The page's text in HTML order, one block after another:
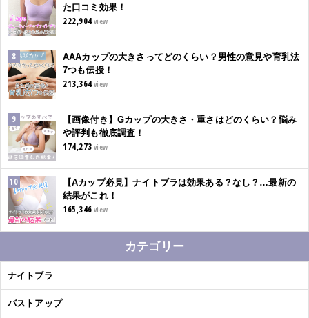
た口コミ効果！
222,904 view
AAAカップの大きさってどのくらい？男性の意見や育乳法
7つも伝授！
213,364 view
【画像付き】Gカップの大きさ・重さはどのくらい？悩み
や評判も徹底調査！
174,273 view
【Aカップ必見】ナイトブラは効果ある？なし？…最新の
結果がこれ！
165,346 view
カテゴリー
ナイトブラ
バストアップ